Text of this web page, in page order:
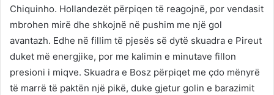
Chiquinho. Hollandezët përpiqen të reagojnë, por vendasit
mbrohen mirë dhe shkojnë në pushim me një gol
avantazh. Edhe në fillim të pjesës së dytë skuadra e Pireut
duket më energjike, por me kalimin e minutave fillon
presioni i miqve. Skuadra e Bosz përpiqet me çdo mënyrë
të marrë të paktën një pikë, duke gjetur golin e barazimit